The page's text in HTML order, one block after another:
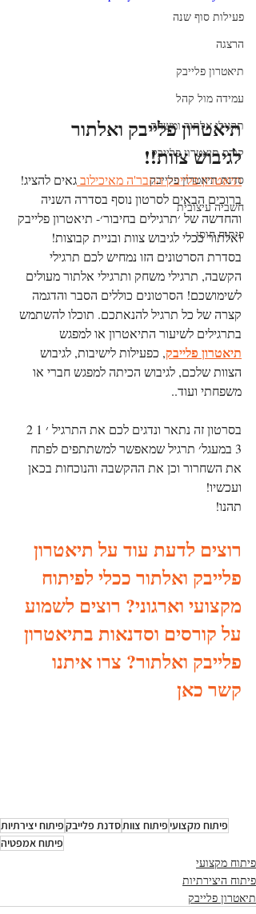
פעילות סוף שנה
הרצגה
תיאטרון פלייבק
עמידה מול קהל
תרגילי אלתור ומשחק
קורס תיאטרון פלייבק
סדנת תיאטרון פלייבק
חשביה עיצובית
פיתוח חוסן
תיאטרון פלייבק ואלתור
לגיבוש צוות!!
תיאטרון פלייבק החבר'ה מאיכילוב גאים להציג!
ברוכים הבאים לסרטון נוסף בסדרה השניה
והחדשה של ׳תרגילים בחיבור׳- תיאטרון פלייבק
ואלתור ככלי לגיבוש צוות ובניית קבוצות!
בסדרת הסרטונים הזו נמחיש לכם תרגילי
הקשבה, תרגילי משחק ותרגילי אלתור מעולים
לשימושכם! הסרטונים כוללים הסבר והדגמה
קצרה של כל תרגיל להנאתכם. תוכלו להשתמש
בתרגילים לשיעור התיאטרון או למפגש
תיאטרון פלייבק, כפעילות לישיבות, לגיבוש
הצוות שלכם, לגיבוש הכיתה למפגש חברי או
משפחתי ועוד..
3 במעגל׳ תרגיל שמאפשר למשתתפים לפתח
את השחרור וכן את ההקשבה והנוכחות בכאן
ועכשיו!
תהנו!
רוצים לדעת עוד על תיאטרון
פלייבק ואלתור ככלי לפיתוח
מקצועי וארגוני? רוצים לשמוע
על קורסים וסדנאות בתיאטרון
פלייבק ואלתור? צרו איתנו
קשר כאן
פיתוח מקצועיפיתוח צוותסדנת פלייבקפיתוח יצירתיות
פיתוח אמפטיה
פיתוח מקצועי
פיתוח היצירתיות
תיאטרון פלייבק